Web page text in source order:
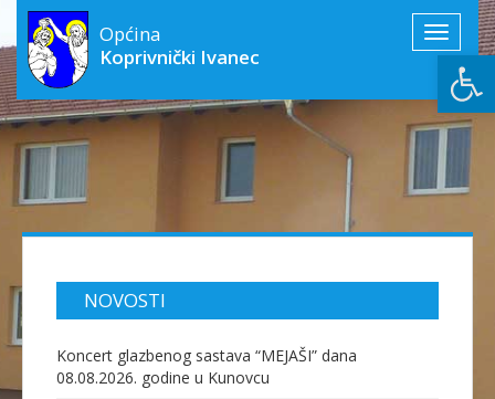
Toggle
Općina
Koprivnički Ivanec
NOVOSTI
Koncert glazbenog sastava “MEJAŠI” dana
08.08.2026. godine u Kunovcu